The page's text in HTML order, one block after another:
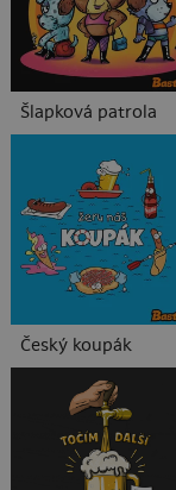
Šlapková patrola
Český koupák